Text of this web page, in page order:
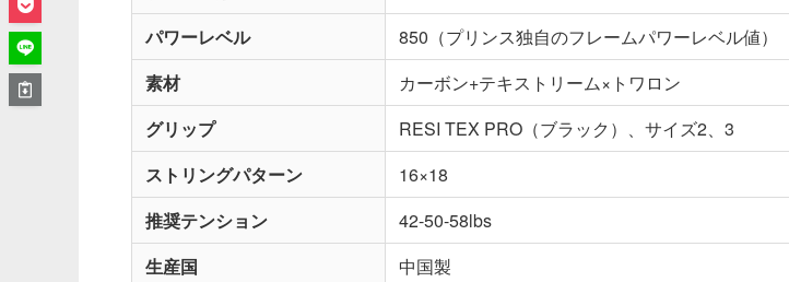
パワーレベル
850（プリンス独自のフレームパワーレベル値）
素材
カーボン+テキストリーム×トワロン
グリップ
RESI TEX PRO（ブラック）、サイズ2、3
ストリングパターン
16×18
推奨テンション
42-50-58lbs
生産国
中国製